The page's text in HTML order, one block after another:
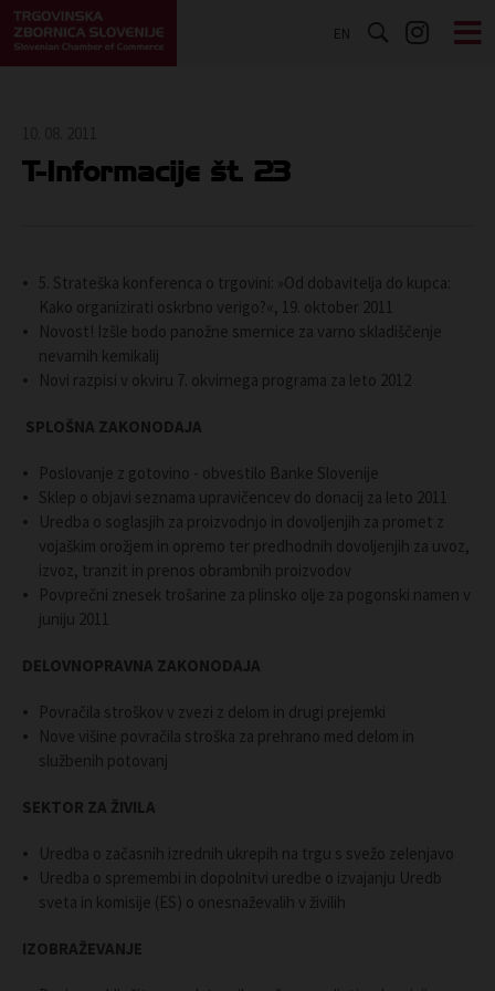
EN
T-Informacije št. 23
5. Strateška konferenca o trgovini: »Od dobavitelja do kupca:
Kako organizirati oskrbno verigo?«, 19. oktober 2011
Novost! Izšle bodo panožne smernice za varno skladiščenje
nevarnih kemikalij
Novi razpisi v okviru 7. okvirnega programa za leto 2012
SPLOŠNA ZAKONODAJA
Poslovanje z gotovino - obvestilo Banke Slovenije
Sklep o objavi seznama upravičencev do donacij za leto 2011
Uredba o soglasjih za proizvodnjo in dovoljenjih za promet z
vojaškim orožjem in opremo ter predhodnih dovoljenjih za uvoz,
izvoz, tranzit in prenos obrambnih proizvodov
Povprečni znesek trošarine za plinsko olje za pogonski namen v
juniju 2011
DELOVNOPRAVNA ZAKONODAJA
Povračila stroškov v zvezi z delom in drugi prejemki
Nove višine povračila stroška za prehrano med delom in
službenih potovanj
SEKTOR ZA ŽIVILA
Uredba o začasnih izrednih ukrepih na trgu s svežo zelenjavo
Uredba o spremembi in dopolnitvi uredbe o izvajanju Uredb
sveta in komisije (ES) o onesnaževalih v živilih
IZOBRAŽEVANJE